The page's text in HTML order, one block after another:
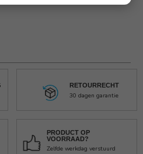
RETOURRECHT
30 dagen garantie
PRODUCT OP
VOORRAAD?
Zelfde werkdag verstuurd